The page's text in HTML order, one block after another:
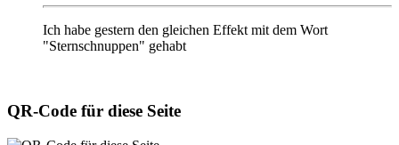
Ich habe gestern den gleichen Effekt mit dem Wort
"Sternschnuppen" gehabt
QR-Code für diese Seite